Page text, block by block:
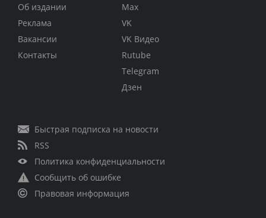
Об издании
Реклама
Вакансии
Контакты
Max
VK
VK Видео
Rutube
Telegram
Дзен
Быстрая подписка на новости
RSS
Политика конфиденциальности
Сообщить об ошибке
Правовая информация